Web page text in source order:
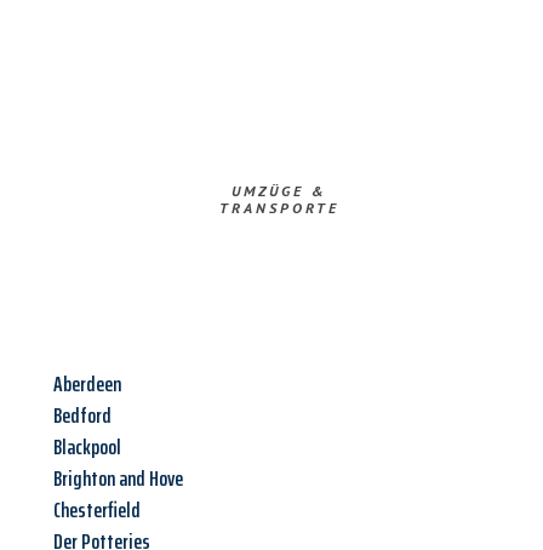
UMZÜGE &
TRANSPORTE
Aberdeen
Bedford
Blackpool
Brighton and Hove
Chesterfield
Der Potteries